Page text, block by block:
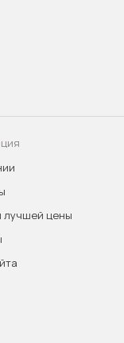
лучшей цены